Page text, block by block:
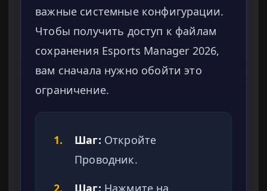
важные системные конфигурации.
Чтобы получить доступ к файлам
сохранения Esports Manager 2026,
вам сначала нужно обойти это
ограничение.
1. Шаг: Откройте
Проводник.